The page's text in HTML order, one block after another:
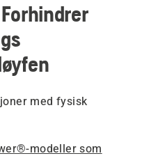
med fysisk
modeller som